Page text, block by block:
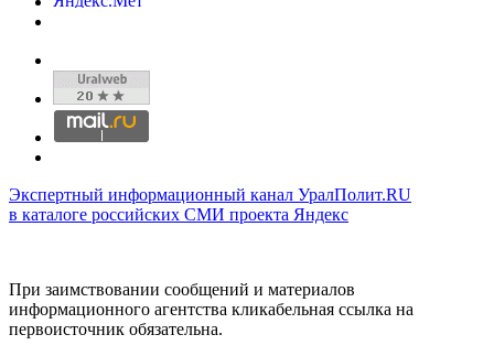
Экспертный информационный канал УралПолит.RU
в каталоге российских СМИ проекта Яндекс
При заимствовании сообщений и материалов
информационного агентства кликабельная ссылка на
первоисточник обязательна.